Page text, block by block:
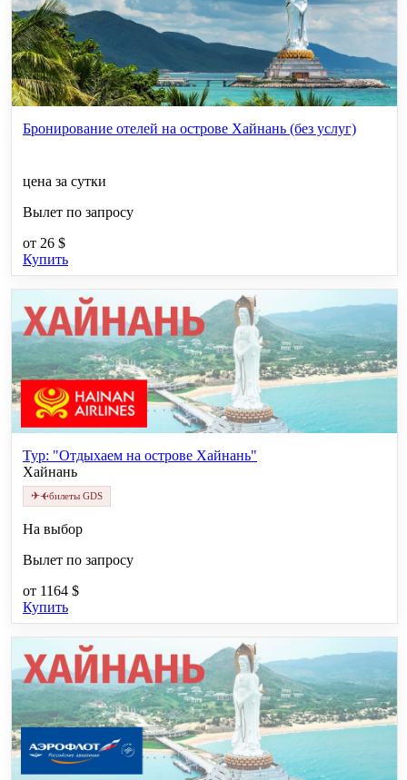
Бронирование отелей на острове Хайнань (без услуг)
цена за сутки
Вылет по запросу
от 26 $
Купить
Тур: "Отдыхаем на острове Хайнань"
Хайнань
✈✈билеты GDS
На выбор
Вылет по запросу
от 1164 $
Купить